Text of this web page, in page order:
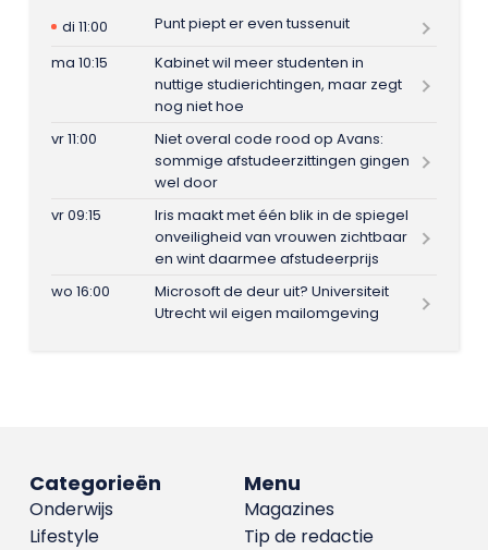
di 11:00
Punt piept er even tussenuit
ma 10:15
Kabinet wil meer studenten in
nuttige studierichtingen, maar zegt
nog niet hoe
vr 11:00
Niet overal code rood op Avans:
sommige afstudeerzittingen gingen
wel door
vr 09:15
Iris maakt met één blik in de spiegel
onveiligheid van vrouwen zichtbaar
en wint daarmee afstudeerprijs
wo 16:00
Microsoft de deur uit? Universiteit
Utrecht wil eigen mailomgeving
Menu
Magazines
Tip de redactie
Categorieën
Onderwijs
Lifestyle